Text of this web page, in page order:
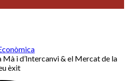
Mà i d’Intercanvi & el Mercat de la
èxit